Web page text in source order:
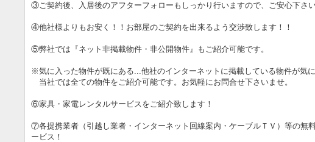
③ご契約後、入居後のアフターフォローもしっかり行いますので、ご安心下さい
④他社様よりもお安く！！お部屋のご契約を出来るよう交渉致します！！
⑤弊社では『ネット非掲載物件・非公開物件』もご紹介可能です。
※気に入った物件が既にある...他社のインターネットに掲載している物件が気に
当社では全ての物件をご紹介可能です。お気軽にお問合せ下さいませ。
⑥家具・家電レンタルサービスをご紹介致します！
⑦各提携業者（引越し業者・インターネット回線案内・ケーブルＴＶ）等の無
ービス！